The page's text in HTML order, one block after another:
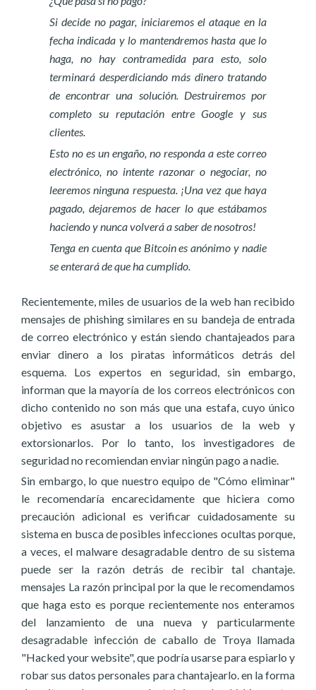
Si decide no pagar, iniciaremos el ataque en la
fecha indicada y lo mantendremos hasta que lo
haga, no hay contramedida para esto, solo
terminará desperdiciando más dinero tratando
de encontrar una solución. Destruiremos por
completo su reputación entre Google y sus
clientes.
Esto no es un engaño, no responda a este correo
electrónico, no intente razonar o negociar, no
leeremos ninguna respuesta. ¡Una vez que haya
pagado, dejaremos de hacer lo que estábamos
haciendo y nunca volverá a saber de nosotros!
Tenga en cuenta que Bitcoin es anónimo y nadie
se enterará de que ha cumplido.
Recientemente, miles de usuarios de la web han recibido
mensajes de phishing similares en su bandeja de entrada
de correo electrónico y están siendo chantajeados para
enviar dinero a los piratas informáticos detrás del
esquema. Los expertos en seguridad, sin embargo,
informan que la mayoría de los correos electrónicos con
dicho contenido no son más que una estafa, cuyo único
objetivo es asustar a los usuarios de la web y
extorsionarlos. Por lo tanto, los investigadores de
seguridad no recomiendan enviar ningún pago a nadie.
Sin embargo, lo que nuestro equipo de "Cómo eliminar"
le recomendaría encarecidamente que hiciera como
precaución adicional es verificar cuidadosamente su
sistema en busca de posibles infecciones ocultas porque,
a veces, el malware desagradable dentro de su sistema
puede ser la razón detrás de recibir tal chantaje.
mensajes La razón principal por la que le recomendamos
que haga esto es porque recientemente nos enteramos
del lanzamiento de una nueva y particularmente
desagradable infección de caballo de Troya llamada
"Hacked your website", que podría usarse para espiarlo y
robar sus datos personales para chantajearlo. en la forma